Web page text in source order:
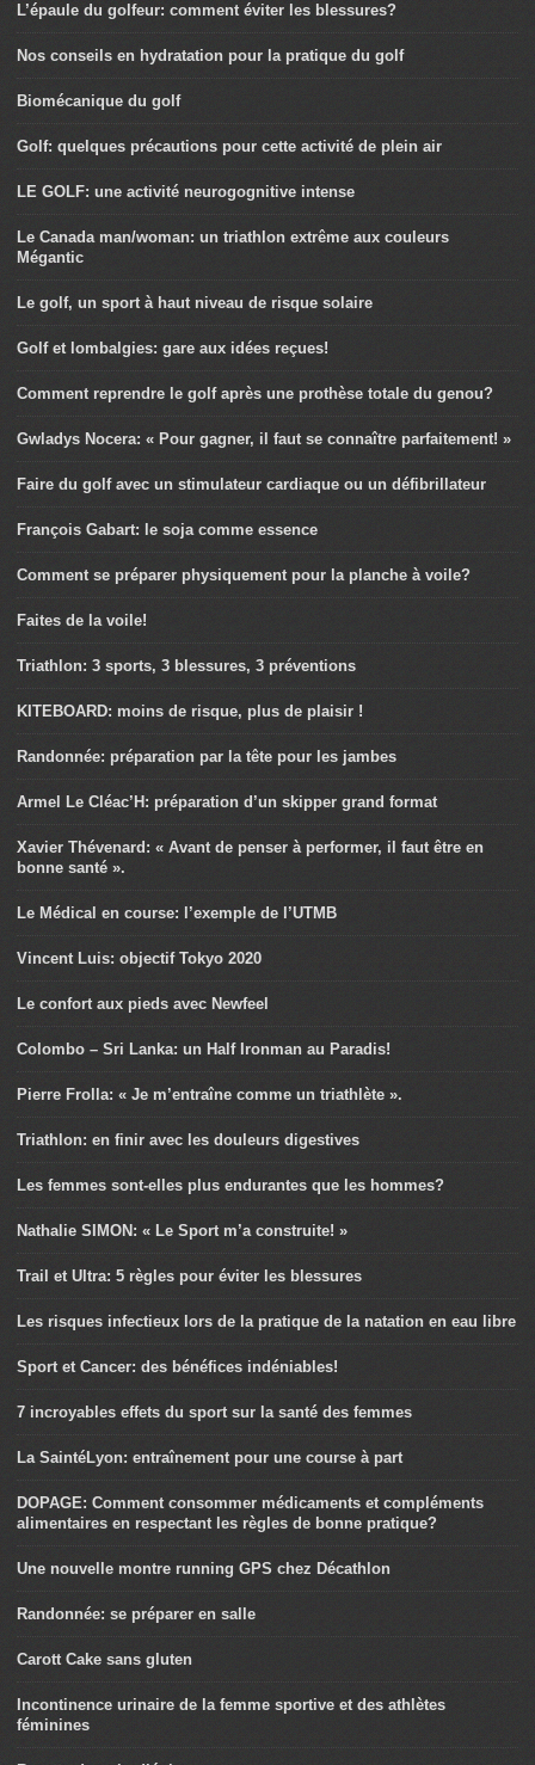
L’épaule du golfeur: comment éviter les blessures?
Nos conseils en hydratation pour la pratique du golf
Biomécanique du golf
Golf: quelques précautions pour cette activité de plein air
LE GOLF: une activité neurogognitive intense
Le Canada man/woman: un triathlon extrême aux couleurs
Mégantic
Le golf, un sport à haut niveau de risque solaire
Golf et lombalgies: gare aux idées reçues!
Comment reprendre le golf après une prothèse totale du genou?
Gwladys Nocera: « Pour gagner, il faut se connaître parfaitement! »
Faire du golf avec un stimulateur cardiaque ou un défibrillateur
François Gabart: le soja comme essence
Comment se préparer physiquement pour la planche à voile?
Faites de la voile!
Triathlon: 3 sports, 3 blessures, 3 préventions
KITEBOARD: moins de risque, plus de plaisir !
Randonnée: préparation par la tête pour les jambes
Armel Le Cléac’H: préparation d’un skipper grand format
Xavier Thévenard: « Avant de penser à performer, il faut être en
bonne santé ».
Le Médical en course: l’exemple de l’UTMB
Vincent Luis: objectif Tokyo 2020
Le confort aux pieds avec Newfeel
Colombo – Sri Lanka: un Half Ironman au Paradis!
Pierre Frolla: « Je m’entraîne comme un triathlète ».
Triathlon: en finir avec les douleurs digestives
Les femmes sont-elles plus endurantes que les hommes?
Nathalie SIMON: « Le Sport m’a construite! »
Trail et Ultra: 5 règles pour éviter les blessures
Les risques infectieux lors de la pratique de la natation en eau libre
Sport et Cancer: des bénéfices indéniables!
7 incroyables effets du sport sur la santé des femmes
La SaintéLyon: entraînement pour une course à part
DOPAGE: Comment consommer médicaments et compléments
alimentaires en respectant les règles de bonne pratique?
Une nouvelle montre running GPS chez Décathlon
Randonnée: se préparer en salle
Carott Cake sans gluten
Incontinence urinaire de la femme sportive et des athlètes
féminines